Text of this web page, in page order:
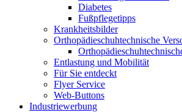
Diabetes
Fußpflegetipps
Krankheitsbilder
Orthopädieschuhtechnische
Entlastung und Mobilität
Für Sie entdeckt
Flyer Service
Web-Buttons
Industriewerbung